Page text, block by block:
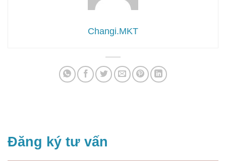
Changi.MKT
Đăng ký tư vấn